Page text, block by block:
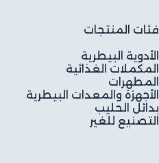
فئات المنتجات
الأدوية البيطرية
المكملات الغذائية
المطهرات
الأجهزة والمعدات البيطرية
بدائل الحليب
التصنيع للغير